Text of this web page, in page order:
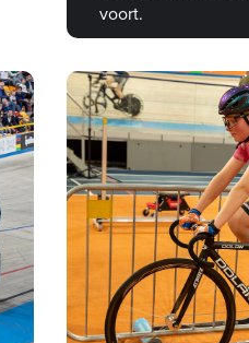
voort.